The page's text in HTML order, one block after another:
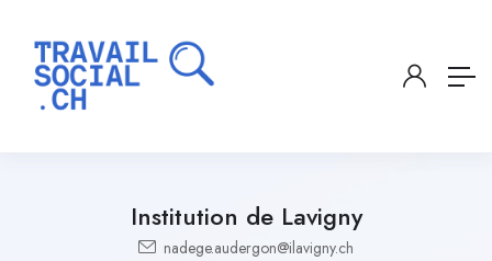
Institution de Lavigny
nadege.audergon@ilavigny.ch